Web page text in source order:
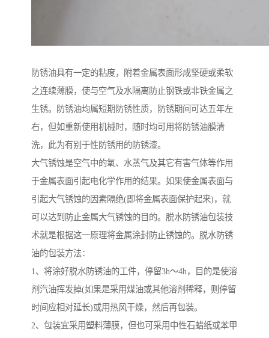
防锈油具有一定的粘度，附着金属表面形成坚硬或柔软
之连续薄膜，使与空气及水隔离防止钢铁或非铁金属之
生锈。防锈油均属短期防锈性质，防锈期间可达五年左
右，但如重新使用机械时，随时均可用将防锈油膜清
洗，此为有别于性防锈用的防锈漆。
大气锈蚀是空气中的氧、水蒸气及其它有害气体等作用
于金属表面引起电化学作用的结果。如果使金属表面与
引起大气锈蚀的因素隔绝(即将金属表面保护起来)，就
可以达到防止金属大气锈蚀的目的。脱水防锈油包装技
术就是根据这一原理将金属涂封防止锈蚀的。脱水防锈
油的包装方法：
1、将涂好脱水防锈油的工件，停留3h～4h，目的是使溶
剂汽油挥发掉(如果是采用煤油或其他溶剂稀释，则停留
时间应相对延长)或用热风干燥，然后再包装。
2、包装宜采用塑料薄膜，但也可采用中性石蜡纸或苯甲